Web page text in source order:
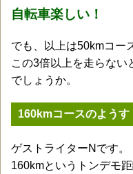
自転車楽しい！
でも、以上は50kmコー
この3倍以上を走らない
でしょうか。
160kmコースのようす
ゲストライターNです。
160kmというトンデモ